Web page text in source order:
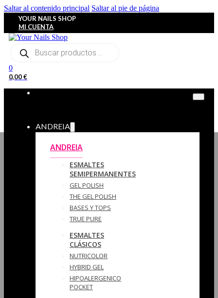
Saltar al contenido principal Saltar al pie de página
YOUR NAILS SHOP
MI CUENTA
0
0,00€
ANDREIA
ANDREIA
ESMALTES
SEMIPERMANENTES
GEL POLISH
THE GEL POLISH
BASES Y‎ TOPS
TRUE PURE
ESMALTES
CLÁSICOS
NUTRICOLOR
HYBRID GEL
HIPOALERGENICO
POCKET